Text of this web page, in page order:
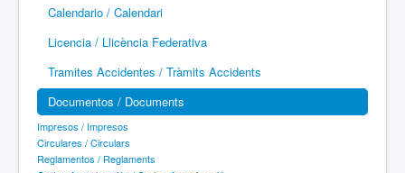
Ultraligeros / Ultralleugers
Vuelo Con Motor / Vol Amb Motor
Calendario / Calendari
Licencia / Llicència Federativa
Tramites Accidentes / Tràmits Accidents
Documentos / Documents
Impresos / Impresos
Circulares / Circulars
Reglamentos / Reglaments